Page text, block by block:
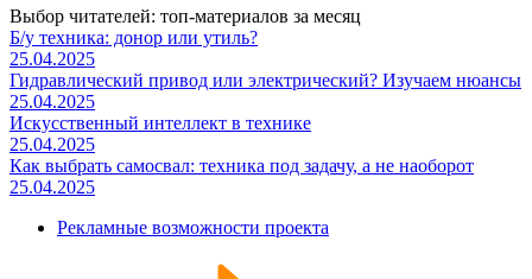
Выбор читателей: топ-материалов за месяц
Б/у техника: донор или утиль?
25.04.2025
Гидравлический привод или электрический? Изучаем нюансы
25.04.2025
Искусственный интеллект в технике
25.04.2025
Как выбрать самосвал: техника под задачу, а не наоборот
25.04.2025
Рекламные возможности проекта